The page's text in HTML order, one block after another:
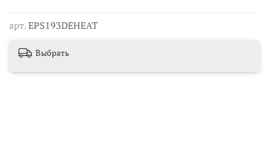
арт.EPS193DEHEAT
Выбрать